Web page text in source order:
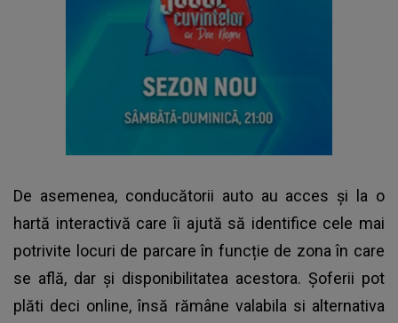
De asemenea, conducătorii auto au acces și la o
hartă interactivă care îi ajută să identifice cele mai
potrivite locuri de parcare în funcție de zona în care
se află, dar și disponibilitatea acestora. Șoferii pot
plăti deci online, însă rămâne valabila si alternativa